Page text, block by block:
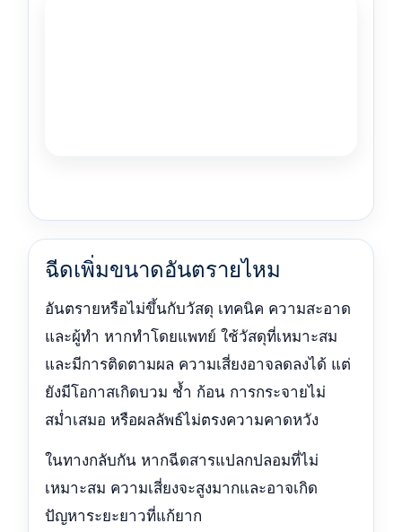
ฉีดเพิ่มขนาดอันตรายไหม
อันตรายหรือไม่ขึ้นกับวัสดุ เทคนิค ความสะอาด
และผู้ทำ หากทำโดยแพทย์ ใช้วัสดุที่เหมาะสม
และมีการติดตามผล ความเสี่ยงอาจลดลงได้ แต่
ยังมีโอกาสเกิดบวม ช้ำ ก้อน การกระจายไม่
สม่ำเสมอ หรือผลลัพธ์ไม่ตรงความคาดหวัง
ในทางกลับกัน หากฉีดสารแปลกปลอมที่ไม่
เหมาะสม ความเสี่ยงจะสูงมากและอาจเกิด
ปัญหาระยะยาวที่แก้ยาก